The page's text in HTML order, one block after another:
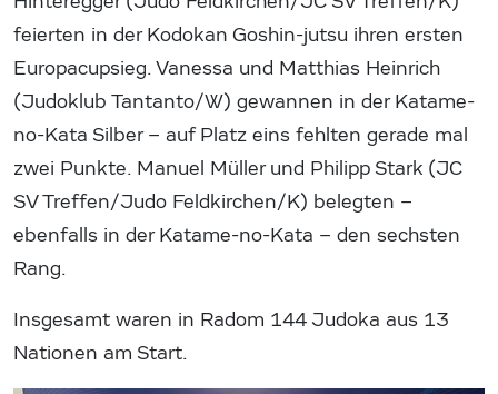
feierten in der Kodokan Goshin-jutsu ihren ersten
Europacupsieg. Vanessa und Matthias Heinrich
(Judoklub Tantanto/W) gewannen in der Katame-
no-Kata Silber – auf Platz eins fehlten gerade mal
zwei Punkte. Manuel Müller und Philipp Stark (JC
SV Treffen/Judo Feldkirchen/K) belegten –
ebenfalls in der Katame-no-Kata – den sechsten
Rang.
Insgesamt waren in Radom 144 Judoka aus 13
Nationen am Start.